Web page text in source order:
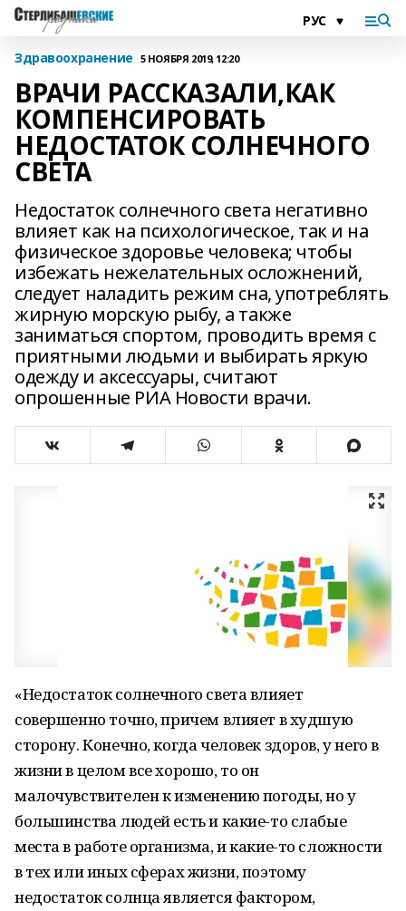
Здравоохранение 5 НОЯБРЯ 2019, 12:20
ВРАЧИ РАССКАЗАЛИ,КАК
КОМПЕНСИРОВАТЬ
НЕДОСТАТОК СОЛНЕЧНОГО
СВЕТА
Недостаток солнечного света негативно
влияет как на психологическое, так и на
физическое здоровье человека; чтобы
избежать нежелательных осложнений,
следует наладить режим сна, употреблять
жирную морскую рыбу, а также
заниматься спортом, проводить время с
приятными людьми и выбирать яркую
одежду и аксессуары, считают
опрошенные РИА Новости врачи.
«Недостаток солнечного света влияет
совершенно точно, причем влияет в худшую
сторону. Конечно, когда человек здоров, у него в
жизни в целом все хорошо, то он
малочувствителен к изменению погоды, но у
большинства людей есть и какие-то слабые
места в работе организма, и какие-то сложности
в тех или иных сферах жизни, поэтому
недостаток солнца является фактором,